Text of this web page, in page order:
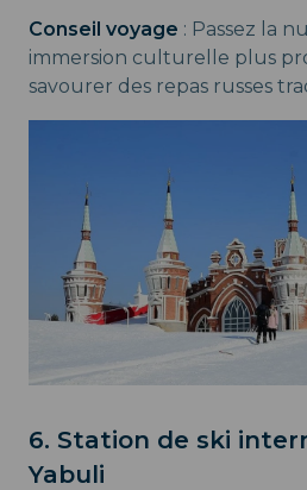
Conseil voyage : Passez la
immersion culturelle plus
savourer des repas russes
6. Station de ski
Yabuli